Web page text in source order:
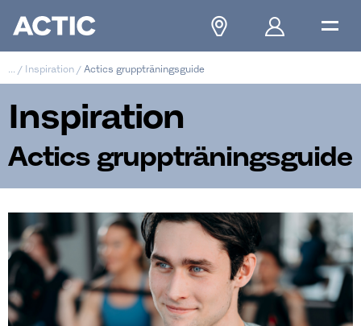
/ Inspiration / Actics gruppträningsguide
Inspiration
Actics gruppträningsguide